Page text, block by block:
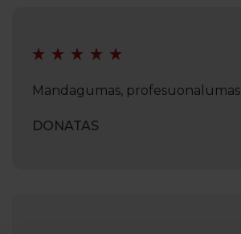
Mandagumas, profesuonalumas
DONATAS